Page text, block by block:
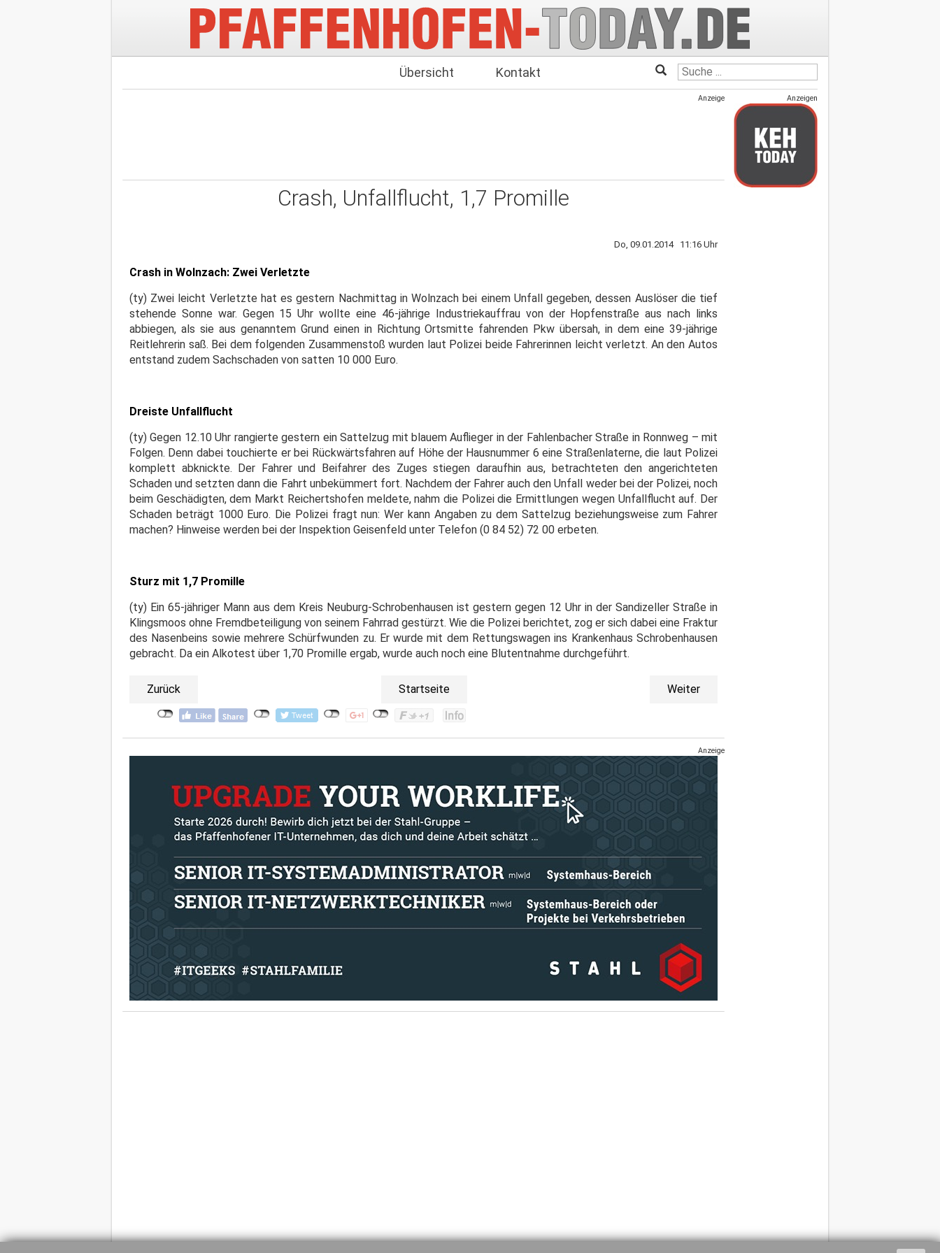
Übersicht Kontakt
Anzeige
Crash, Unfallflucht, 1,7 Promille
Do, 09.01.2014 11:16 Uhr
Crash in Wolnzach: Zwei Verletzte
(ty) Zwei leicht Verletzte hat es gestern Nachmittag in Wolnzach bei einem Unfall gegeben, dessen Auslöser die tief
stehende Sonne war. Gegen 15 Uhr wollte eine 46-jährige Industriekauffrau von der Hopfenstraße aus nach links
abbiegen, als sie aus genanntem Grund einen in Richtung Ortsmitte fahrenden Pkw übersah, in dem eine 39-jährige
Reitlehrerin saß. Bei dem folgenden Zusammenstoß wurden laut Polizei beide Fahrerinnen leicht verletzt. An den Autos
entstand zudem Sachschaden von satten 10 000 Euro.
Dreiste Unfallflucht
(ty) Gegen 12.10 Uhr rangierte gestern ein Sattelzug mit blauem Auflieger in der Fahlenbacher Straße in Ronnweg – mit
Folgen. Denn dabei touchierte er bei Rückwärtsfahren auf Höhe der Hausnummer 6 eine Straßenlaterne, die laut Polizei
komplett abknickte. Der Fahrer und Beifahrer des Zuges stiegen daraufhin aus, betrachteten den angerichteten
Schaden und setzten dann die Fahrt unbekümmert fort. Nachdem der Fahrer auch den Unfall weder bei der Polizei, noch
beim Geschädigten, dem Markt Reichertshofen meldete, nahm die Polizei die Ermittlungen wegen Unfallflucht auf. Der
Schaden beträgt 1000 Euro. Die Polizei fragt nun: Wer kann Angaben zu dem Sattelzug beziehungsweise zum Fahrer
machen? Hinweise werden bei der Inspektion Geisenfeld unter Telefon (0 84 52) 72 00 erbeten.
Sturz mit 1,7 Promille
(ty) Ein 65-jähriger Mann aus dem Kreis Neuburg-Schrobenhausen ist gestern gegen 12 Uhr in der Sandizeller Straße in
Klingsmoos ohne Fremdbeteiligung von seinem Fahrrad gestürzt. Wie die Polizei berichtet, zog er sich dabei eine Fraktur
des Nasenbeins sowie mehrere Schürfwunden zu. Er wurde mit dem Rettungswagen ins Krankenhaus Schrobenhausen
gebracht. Da ein Alkotest über 1,70 Promille ergab, wurde auch noch eine Blutentnahme durchgeführt.
Zurück Startseite Weiter
Anzeige
Anzeigen